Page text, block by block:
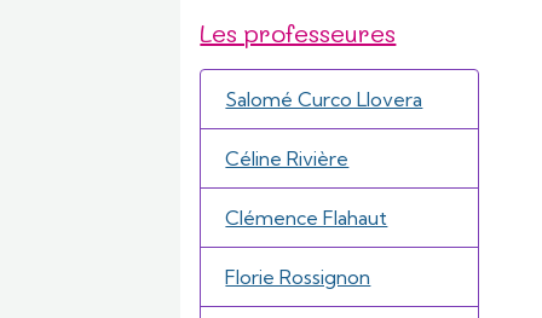
Les professeures
Salomé Curco Llovera
Céline Rivière
Clémence Flahaut
Florie Rossignon